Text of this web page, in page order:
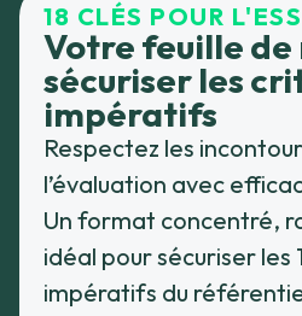
18 CLÉS POUR
Votre feuille de
sécuriser les
impératifs
Respectez les
l’évaluation avec
Un format concentré,
idéal pour sécuriser les
impératifs du